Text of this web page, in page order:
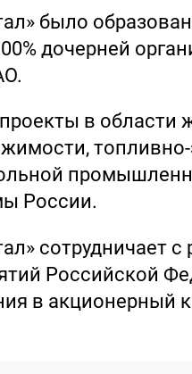
было
дочерней
в области
топливно-
России.
сотрудничает с
Российской
в акционерный